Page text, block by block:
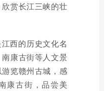
赏长江三峡的壮
江西的历史文化名
康古街等人文景
览赣州古城，感
康古街，品尝美